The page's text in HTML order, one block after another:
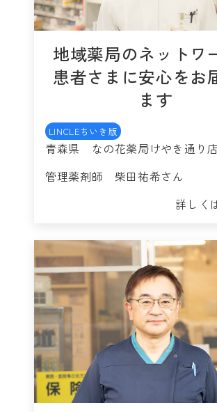
地域薬局のネットワ
患者さまに安心をお
ます
LINCLEちいき版
青森県 なの花薬局けやき通り店
管理薬剤師 柴田祐希さん
詳しく